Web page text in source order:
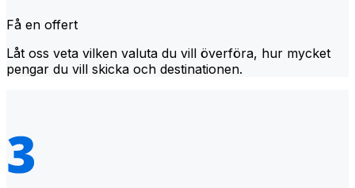
Få en offert
Låt oss veta vilken valuta du vill överföra, hur mycket
pengar du vill skicka och destinationen.